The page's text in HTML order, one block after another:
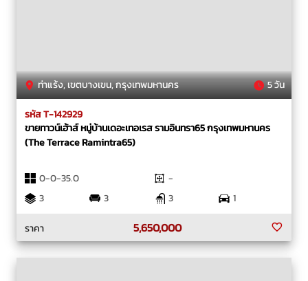
ท่าแร้ง, เขตบางเขน, กรุงเทพมหานคร 5 วัน
รหัส T-142929
ขายทาวน์เฮ้าส์ หมู่บ้านเดอะเทอเรส รามอินทรา65 กรุงเทพมหานคร
(The Terrace Ramintra65)
0-0-35.0
-
3
3 3
1
ราคา
5,650,000